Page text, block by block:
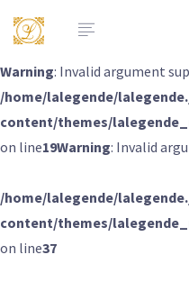
Warning: Invalid argument
/home/lalegende/
content/themes/
on line19Warning: Invalid
/home/lalegende/
content/themes/
on line37